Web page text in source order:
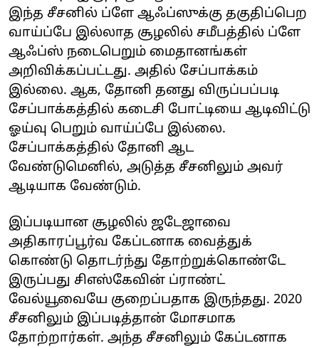
இந்த சீசனில் ப்ளே ஆஃப்ஸுக்கு தகுதிப்பெற
வாய்ப்பே இல்லாத சூழலில் சமீபத்தில் ப்ளே
ஆஃப்ஸ் நடைபெறும் மைதானங்கள்
அறிவிக்கப்பட்டது. அதில் சேப்பாக்கம்
இல்லை. ஆக, தோனி தனது விருப்பப்படி
சேப்பாக்கத்தில் கடைசி போட்டியை ஆடிவிட்டு
ஓய்வு பெறும் வாய்ப்பே இல்லை.
சேப்பாக்கத்தில் தோனி ஆட
வேண்டுமெனில், அடுத்த சீசனிலும் அவர்
ஆடியாக வேண்டும்.
இப்படியான சூழலில் ஜடேஜாவை
அதிகாரப்பூர்வ கேப்டனாக வைத்துக்
கொண்டு தொடர்ந்து தோற்றுக்கொண்டே
இருப்பது சிஎஸ்கேவின் ப்ராண்ட்
வேல்யூவையே குறைப்பதாக இருந்தது. 2020
சீசனிலும் இப்படித்தான் மோசமாக
தோற்றார்கள். அந்த சீசனிலும் கேப்டனாக